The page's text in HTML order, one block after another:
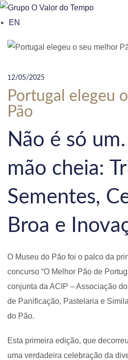
EN
12/05/2025
Portugal elegeu
Pão
Não é só
mão cheia:
Sementes,
Broa e
O Museu do Pão foi o palco da
concurso “O Melhor Pão de
conjunta da ACIP – Associação
de Panificação, Pastelaria e
do Pão.
Esta primeira edição, que
uma verdadeira celebração da